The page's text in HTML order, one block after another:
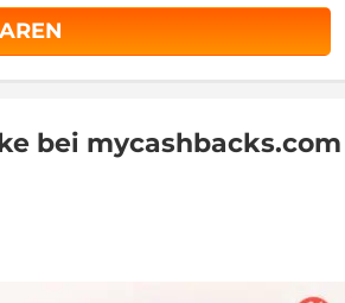
bei mycashbacks.com